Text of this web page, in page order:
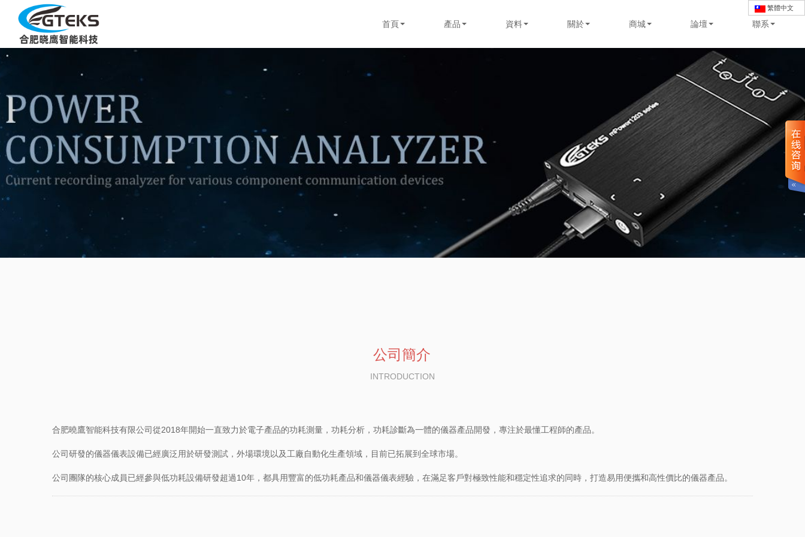
繁體中文
首頁 產品 資料 關於 商城 論壇 聯系
公司簡介
INTRODUCTION
合肥曉鷹智能科技有限公司從2018年開始一直致力於電子產品的功耗測量，功耗分析，功耗診斷為一體的儀器產品開發，專注於最懂工程師的產品。
公司研發的儀器儀表設備已經廣泛用於研發測試，外場環境以及工廠自動化生產領域，目前已拓展到全球市場。
公司團隊的核心成員已經參與低功耗設備研發超過10年，都具用豐富的低功耗產品和儀器儀表經驗，在滿足客戶對極致性能和穩定性追求的同時，打造易用便攜和高性價比的儀器產品。